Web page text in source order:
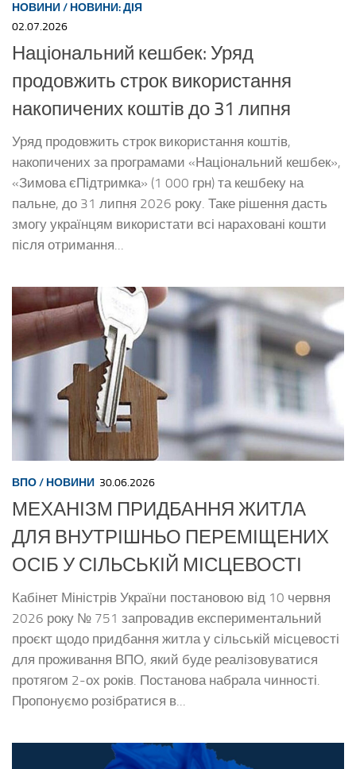
НОВИНИ/ НОВИНИ: ДІЯ
02.07.2026
Національний кешбек: Уряд
продовжить строк використання
накопичених коштів до 31 липня
Уряд продовжить строк використання коштів,
накопичених за програмами «Національний кешбек»,
«Зимова єПідтримка» (1 000 грн) та кешбеку на
пальне, до 31 липня 2026 року. Таке рішення дасть
змогу українцям використати всі нараховані кошти
після отримання...
ВПО/ НОВИНИ 30.06.2026
МЕХАНІЗМ ПРИДБАННЯ ЖИТЛА
ДЛЯ ВНУТРІШНЬО ПЕРЕМІЩЕНИХ
ОСІБ У СІЛЬСЬКІЙ МІСЦЕВОСТІ
Кабінет Міністрів України постановою від 10 червня
2026 року № 751 запровадив експериментальний
проєкт щодо придбання житла у сільській місцевості
для проживання ВПО, який буде реалізовуватися
протягом 2-ох років. Постанова набрала чинності.
Пропонуємо розібратися в...